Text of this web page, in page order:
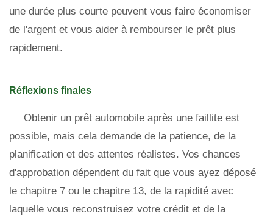
une durée plus courte peuvent vous faire économiser
de l'argent et vous aider à rembourser le prêt plus
rapidement.
Réflexions finales
Obtenir un prêt automobile après une faillite est
possible, mais cela demande de la patience, de la
planification et des attentes réalistes. Vos chances
d'approbation dépendent du fait que vous ayez déposé
le chapitre 7 ou le chapitre 13, de la rapidité avec
laquelle vous reconstruisez votre crédit et de la